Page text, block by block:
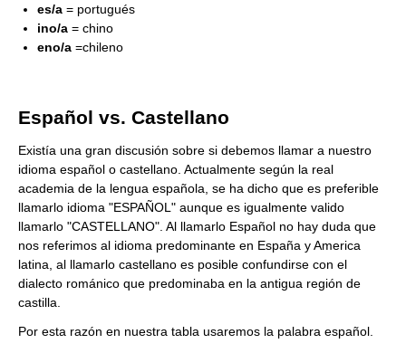
es/a = portugués
ino/a = chino
eno/a =chileno
Español vs. Castellano
Existía una gran discusión sobre si debemos llamar a nuestro
idioma español o castellano. Actualmente según la real
academia de la lengua española, se ha dicho que es preferible
llamarlo idioma "ESPAÑOL" aunque es igualmente valido
llamarlo "CASTELLANO". Al llamarlo Español no hay duda que
nos referimos al idioma predominante en España y America
latina, al llamarlo castellano es posible confundirse con el
dialecto románico que predominaba en la antigua región de
castilla.
Por esta razón en nuestra tabla usaremos la palabra español.